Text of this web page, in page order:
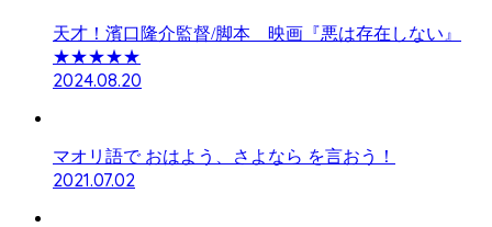
天才！濱口隆介監督/脚本 映画『悪は存在しない』
★★★★★
2024.08.20
マオリ語で おはよう、さよなら を言おう！
2021.07.02